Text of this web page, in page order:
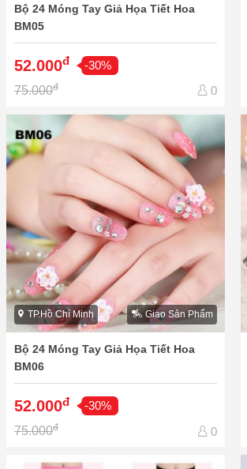
Bộ 24 Móng Tay Giả Họa Tiết Hoa
BM05
52.000đ
-30%
75.000đ 0
TP.Hồ Chí Minh Giao Sản Phẩm
Bộ 24 Móng Tay Giả Họa Tiết Hoa
BM06
52.000đ
-30%
75.000đ 0